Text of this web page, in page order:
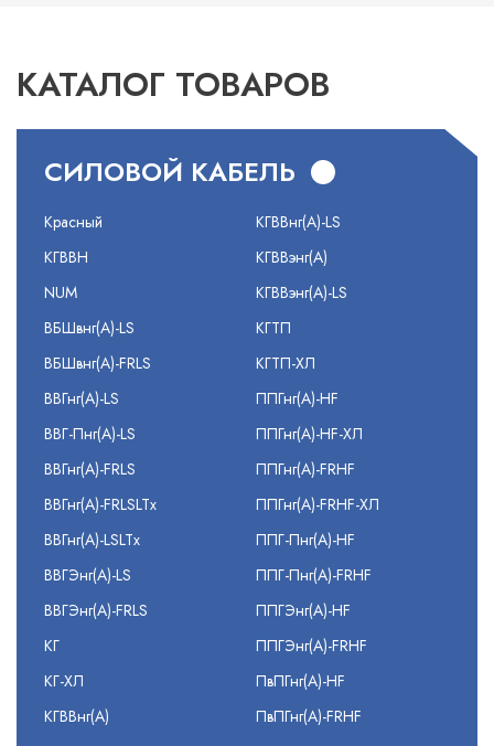
КАТАЛОГ ТОВАРОВ
СИЛОВОЙ КАБЕЛЬ
Красный
КГВВН
NUM
ВБШвнг(А)-LS
ВБШвнг(А)-FRLS
ВВГнг(А)-LS
ВВГ-Пнг(А)-LS
ВВГнг(А)-FRLS
ВВГнг(А)-FRLSLTx
ВВГнг(А)-LSLTx
ВВГЭнг(А)-LS
ВВГЭнг(А)-FRLS
КГ
КГ-ХЛ
КГВВнг(А)
КГВВнг(А)-LS
КГВВэнг(А)
КГВВэнг(А)-LS
КГТП
КГТП-ХЛ
ППГнг(А)-HF
ППГнг(А)-HF-ХЛ
ППГнг(А)-FRHF
ППГнг(А)-FRHF-ХЛ
ППГ-Пнг(А)-HF
ППГ-Пнг(А)-FRHF
ППГЭнг(А)-HF
ППГЭнг(А)-FRHF
ПвПГнг(А)-HF
ПвПГнг(А)-FRHF